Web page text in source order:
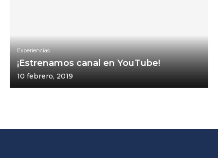
Experiencias
¡Estrenamos canal en YouTube!
10 febrero, 2019